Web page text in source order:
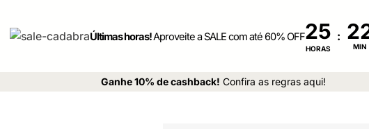
Últimas horas!Aproveite a SALE com até 60% OFF25
HORAS
:
MIN
Ganhe 10% de cashback! Confira as regras aqui!